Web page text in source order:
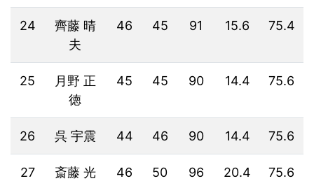
24
齊藤 晴
夫
46 45 91 15.6 75.4
25
月野 正
徳
45 45 90 14.4 75.6
26 呉 宇震 44 46 90 14.4 75.6
27
斎藤 光
46 50 96 20.4 75.6